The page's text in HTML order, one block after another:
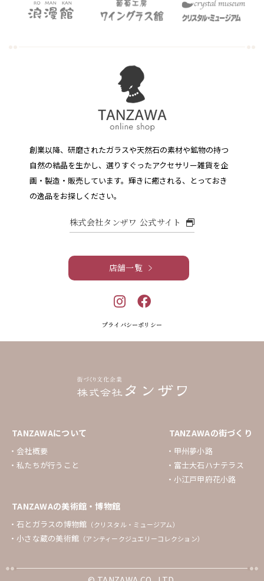
創業以降、研磨されたガラスや天然石の素材や鉱物の持つ
自然の結晶を生かし、選りすぐったアクセサリー雑貨を企
画・製造・販売しています。 輝きに癒される、とっておき
の逸品をお探しください。
株式会社タンザワ 公式サイト
店舗一覧
プライバシーポリシー
TANZAWAについて
会社概要
私たちが行うこと
TANZAWAの街づくり
甲州夢小路
富士大石ハナテラス
小江戸甲府花小路
TANZAWAの美術館・博物館
石とガラスの博物館 （クリスタル・ミュージアム）
小さな蔵の美術館 （アンティークジュエリーコレクション）